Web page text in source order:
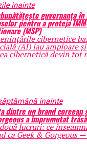
inainte
guvernanța
pentru a proteja
(MSP)
cibernetice
(AI) iau amploare
cibernetică devin tot
inainte
dintre un brand coreean
a împrumutat
lucruri: ce
ca Geek & Gorgeous —